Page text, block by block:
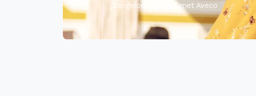
Zorgeloos op reis met Aveco